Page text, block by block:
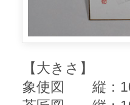
【大きさ】
象使図 縦：